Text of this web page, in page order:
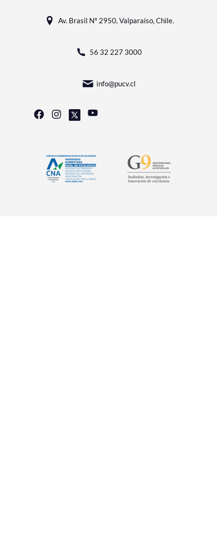
Av. Brasil N° 2950, Valparaíso, Chile.
56 32 227 3000
info@pucv.cl